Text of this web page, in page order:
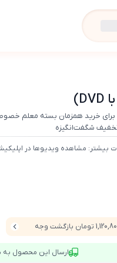
برای خرید همزمان بسته معلم
تخفیف شگفت‌انگیزه
بیشتر: مشاهده ویدیوها در
تومان بازگشت وجه
ارسال این محصول به